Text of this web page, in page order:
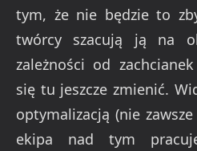
tym, że nie będzie to
twórcy szacują ją na
zależności od
się tu jeszcze zmienić.
optymalizacją (nie
ekipa nad tym